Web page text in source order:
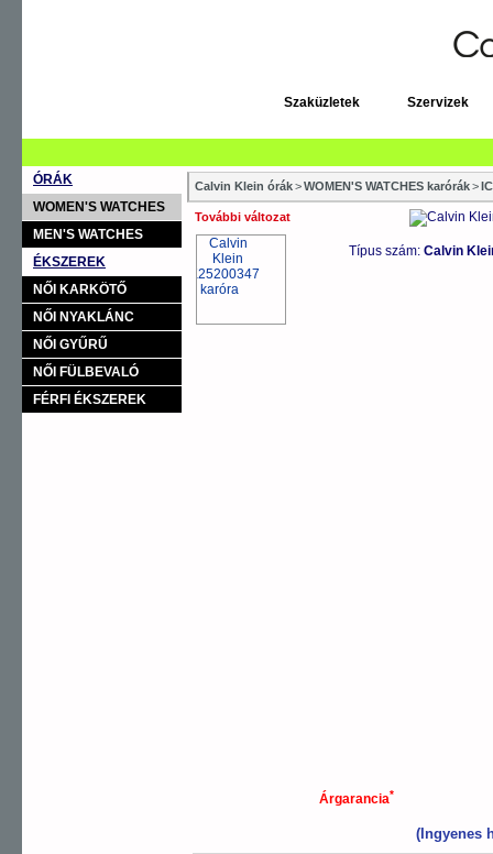
Szaküzletek Szervizek
ÓRÁK
WOMEN'S WATCHES
MEN'S WATCHES
ÉKSZEREK
NŐI KARKÖTŐ
NŐI NYAKLÁNC
NŐI GYŰRŰ
NŐI FÜLBEVALÓ
FÉRFI ÉKSZEREK
Calvin Klein órák>WOMEN'S WATCHES karórák>
További változat
Típus szám: Calvin
Árgarancia*
(Ingyenes